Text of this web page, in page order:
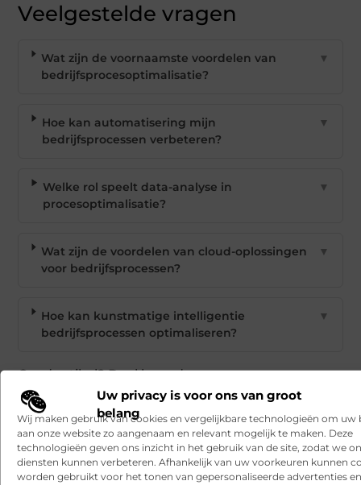
Uw privacy is voor ons van groot
belang
Wij maken gebruik van cookies en vergelijkbare technologieën om uw
aan onze website zo aangenaam en relevant mogelijk te maken. Deze
technologieën geven ons inzicht in het gebruik van de site, zodat we
diensten kunnen verbeteren. Afhankelijk van uw voorkeuren kunnen
worden gebruikt voor het tonen van gepersonaliseerde advertenties
Veelgestelde vragen
Wat zijn de voornaamste voordelen van
bedrijfsprocesoptimalisatie?
▼
Hoe kan automatisering mijn
bedrijfsprocessen verbeteren?
▼
Welke rol speelt data-analyse in
procesoptimalisatie?
▼
Wat zijn de voordelen van cloud-oplossingen
voor bedrijfsprocessen?
▼
Hoe kan kunstmatige intelligentie
bedrijfsprocessen optimaliseren?
▼
Goed artikel? Deel hem dan op:
(Twitter)
Facebook Pinterest LinkedIn
Tags en Categorieën:
Aanbiedingen